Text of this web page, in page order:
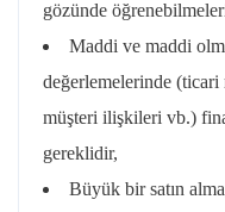
gözünde
Maddi ve maddi
değerlemelerinde (ticari
müşteri ilişkileri vb.)
gereklidir,
Büyük bir satın